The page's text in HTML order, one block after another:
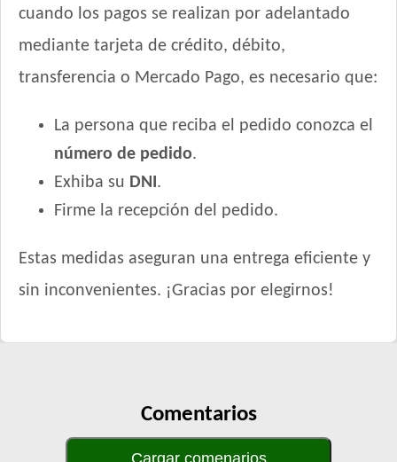
cuando los pagos se realizan por adelantado
mediante tarjeta de crédito, débito,
transferencia o Mercado Pago, es necesario que:
La persona que reciba el pedido conozca el
número de pedido.
Exhiba su DNI .
Firme la recepción del pedido.
Estas medidas aseguran una entrega eficiente y
sin inconvenientes. ¡Gracias por elegirnos!
Comentarios
Cargar comenarios